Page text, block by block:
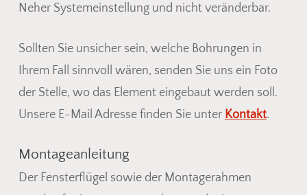
Neher Systemeinstellung und nicht veränderbar.
Sollten Sie unsicher sein, welche Bohrungen in
Ihrem Fall sinnvoll wären, senden Sie uns ein Foto
der Stelle, wo das Element eingebaut werden soll.
Unsere E-Mail Adresse finden Sie unter Kontakt.
Montageanleitung
Der Fensterflügel sowie der Montagerahmen